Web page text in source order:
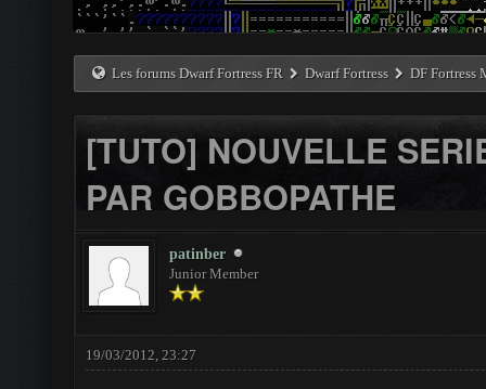
Les forums Dwarf Fortress FR Dwarf Fortress DF Fortress
[TUTO] NOUVELLE
PAR GOBBOPATHE
patinber
Junior Member
19/03/2012, 23:27